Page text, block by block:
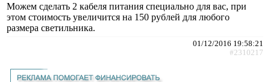
Можем сделать 2 кабеля питания специально для вас, при
этом стоимость увеличится на 150 рублей для любого
размера светильника.
01/12/2016 19:58:21
#2310217